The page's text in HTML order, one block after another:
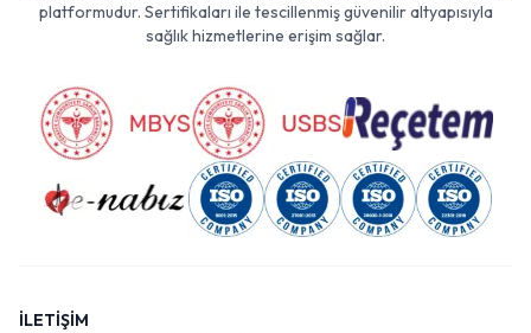
platformudur. Sertifikaları ile tescillenmiş güvenilir altyapısıyla
sağlık hizmetlerine erişim sağlar.
İLETİŞİM